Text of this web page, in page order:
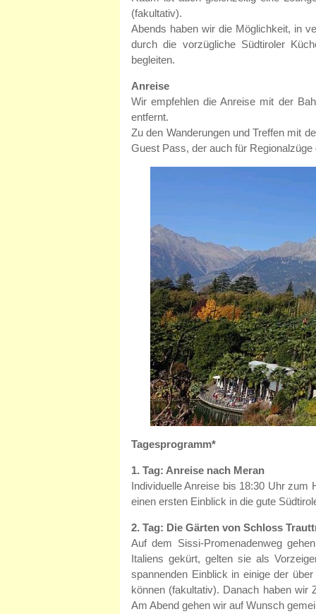
(fakultativ).
Abends haben wir die Möglichkeit, in
durch die vorzügliche Südtiroler
begleiten.
Anreise
Wir empfehlen die Anreise mit der
entfernt.
Zu den Wanderungen und Treffen mit
Guest Pass, der auch für Regionalzüge
Tagesprogramm*
1. Tag: Anreise nach Meran
Individuelle Anreise bis 18:30 Uhr zum
einen ersten Einblick in die gute
2. Tag: Die Gärten von Schloss
Auf dem Sissi-Promenadenweg
Italiens gekürt, gelten sie als
spannenden Einblick in einige der
können (fakultativ). Danach haben wir
Am Abend gehen wir auf Wunsch